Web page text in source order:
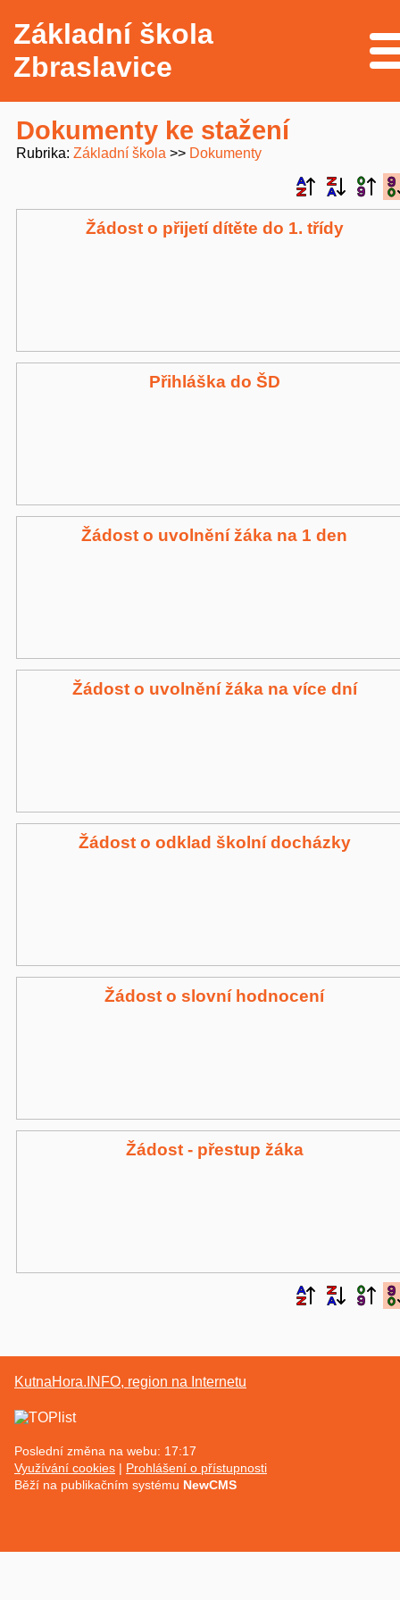
Základní škola
Zbraslavice
Dokumenty ke stažení
Rubrika Základní škola Dokumenty
Žádost o přijetí dítěte do 1. třídy
Přihláška do ŠD
Žádost o uvolnění žáka na 1 den
Žádost o uvolnění žáka na více dní
Žádost o odklad školní docházky
Žádost o slovní hodnocení
Žádost - přestup žáka
KutnaHora.INFO, region na Internetu
Poslední změna na webu: 17:17
Využívání cookies
Prohlášení o přístupnosti
Běží na publikačním systému NewCMS